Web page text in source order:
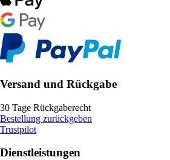
Versand und Rückgabe
30 Tage Rückgaberecht
Bestellung zurückgeben
Trustpilot
Dienstleistungen